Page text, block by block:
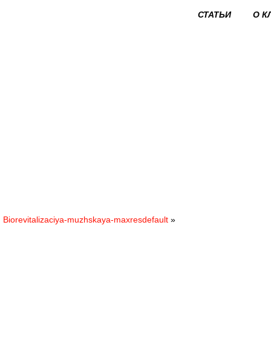
СТАТЬИ О
Biorevitalizaciya-muzhskaya-maxresdefault »